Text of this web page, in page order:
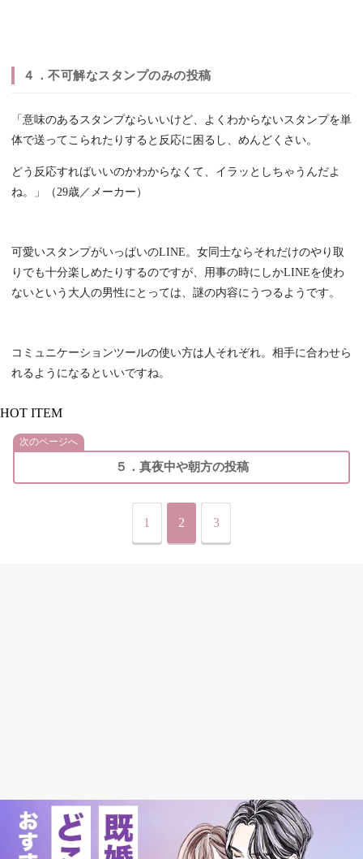
４．不可解なスタンプのみの投稿
「意味のあるスタンプならいいけど、よくわからないスタンプを単
体で送ってこられたりすると反応に困るし、めんどくさい。
どう反応すればいいのかわからなくて、イラッとしちゃうんだよ
ね。」（29歳／メーカー）
可愛いスタンプがいっぱいのLINE。女同士ならそれだけのやり取
りでも十分楽しめたりするのですが、用事の時にしかLINEを使わ
ないという大人の男性にとっては、謎の内容にうつるようです。
コミュニケーションツールの使い方は人それぞれ。相手に合わせら
れるようになるといいですね。
HOT ITEM
次のページへ
５．真夜中や朝方の投稿
1 2 3